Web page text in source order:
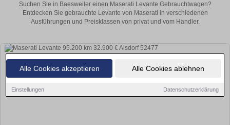
Alle Cookies akzeptieren Alle Cookies ablehnen
Einstellungen Datenschutzerklärung
Suchen Sie in Baesweiler einen Maserati Levante Gebrauchtwagen?
Entdecken Sie gebrauchte Levante von Maserati in verschiedenen
Ausführungen und Preisklassen von privat und vom Händler.